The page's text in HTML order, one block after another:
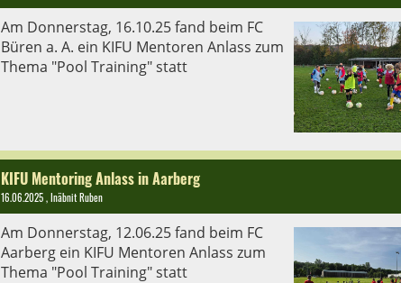
Am Donnerstag, 16.10.25 fand beim FC
Büren a. A. ein KIFU Mentoren Anlass zum
Thema "Pool Training" statt
KIFU Mentoring Anlass in Aarberg
16.06.2025, Inäbnit Ruben
Am Donnerstag, 12.06.25 fand beim FC
Aarberg ein KIFU Mentoren Anlass zum
Thema "Pool Training" statt